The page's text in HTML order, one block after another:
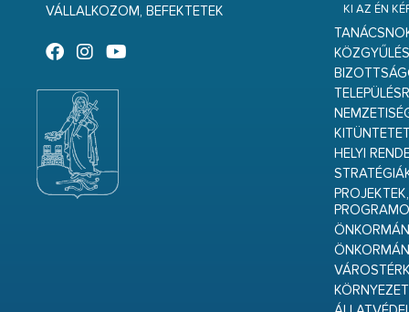
VÁLLALKOZOM, BEFEKTETEK
KI AZ ÉN
HELYI